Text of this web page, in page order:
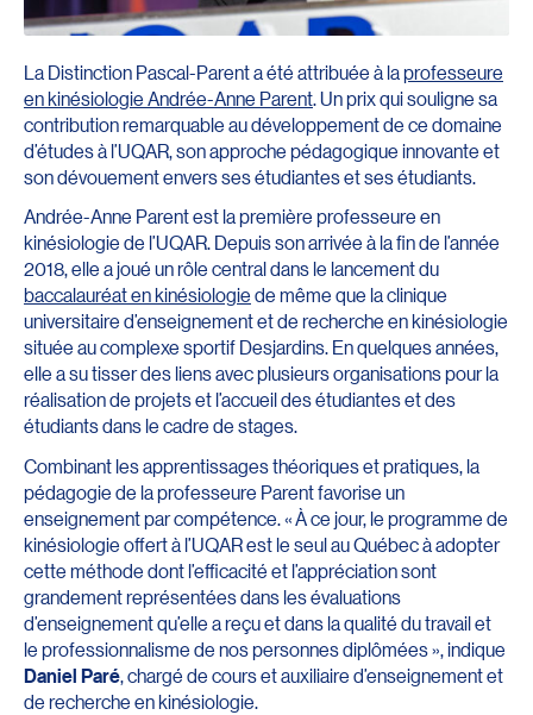
La Distinction Pascal-Parent a été attribuée à laprofesseure
en kinésiologie Andrée-Anne Parent. Un prix qui souligne sa
contribution remarquable au développement de ce domaine
d’études à l’UQAR, son approche pédagogique innovante et
son dévouement envers ses étudiantes et ses étudiants.
Andrée-Anne Parent est la première professeure en
kinésiologie de l’UQAR. Depuis son arrivée à la fin de l’année
2018, elle a joué un rôle central dans le lancement du
baccalauréat en kinésiologiede même que la clinique
universitaire d’enseignement et de recherche en kinésiologie
située au complexe sportif Desjardins. En quelques années,
elle a su tisser des liens avec plusieurs organisations pour la
réalisation de projets et l’accueil des étudiantes et des
étudiants dans le cadre de stages.
Combinant les apprentissages théoriques et pratiques, la
pédagogie de la professeure Parent favorise un
enseignement par compétence. « À ce jour, le programme de
kinésiologie offert à l’UQAR est le seul au Québec à adopter
cette méthode dont l’efficacité et l’appréciation sont
grandement représentées dans les évaluations
d’enseignement qu’elle a reçu et dans la qualité du travail et
le professionnalisme de nos personnes diplômées », indique
Daniel Paré, chargé de cours et auxiliaire d’enseignement et
de recherche en kinésiologie.